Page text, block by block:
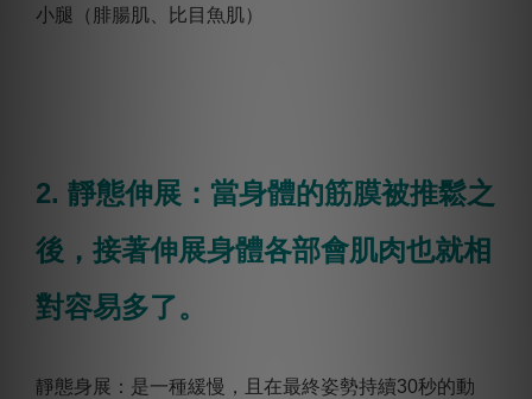
小腿（腓腸肌、比目魚肌）
2. 靜態伸展：當身體的筋膜被推鬆之
後，接著伸展身體各部會肌肉也就相
對容易多了。
靜態身展：是一種緩慢，且在最終姿勢持續30秒的動